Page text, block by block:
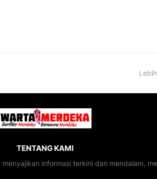
TENTANG KAMI
informasi terkini dan mendalam,